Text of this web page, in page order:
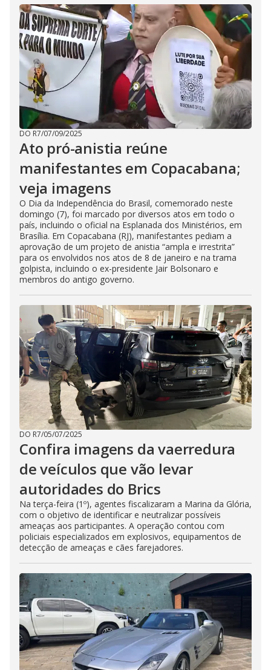
DO R7/07/09/2025
Ato pró-anistia reúne
manifestantes em Copacabana;
veja imagens
O Dia da Independência do Brasil, comemorado neste
domingo (7), foi marcado por diversos atos em todo o
país, incluindo o oficial na Esplanada dos Ministérios, em
Brasília. Em Copacabana (RJ), manifestantes pediam a
aprovação de um projeto de anistia “ampla e irrestrita”
para os envolvidos nos atos de 8 de janeiro e na trama
golpista, incluindo o ex-presidente Jair Bolsonaro e
membros do antigo governo.
DO R7/05/07/2025
Confira imagens da vaerredura
de veículos que vão levar
autoridades do Brics
Na terça-feira (1º), agentes fiscalizaram a Marina da Glória,
com o objetivo de identificar e neutralizar possíveis
ameaças aos participantes. A operação contou com
policiais especializados em explosivos, equipamentos de
detecção de ameaças e cães farejadores.